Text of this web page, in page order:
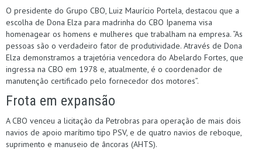
O presidente do Grupo CBO, Luiz Maurício Portela, destacou que a
escolha de Dona Elza para madrinha do CBO Ipanema visa
homenagear os homens e mulheres que trabalham na empresa. “As
pessoas são o verdadeiro fator de produtividade. Através de Dona
Elza demonstramos a trajetória vencedora do Abelardo Fortes, que
ingressa na CBO em 1978 e, atualmente, é o coordenador de
manutenção certificado pelo fornecedor dos motores”.
Frota em expansão
A CBO venceu a licitação da Petrobras para operação de mais dois
navios de apoio marítimo tipo PSV, e de quatro navios de reboque,
suprimento e manuseio de âncoras (AHTS).